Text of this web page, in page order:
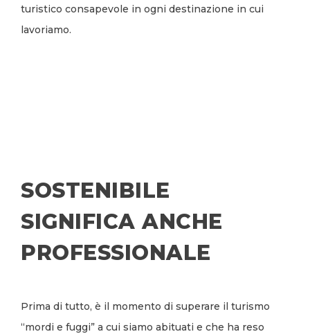
turistico consapevole in ogni destinazione in cui
lavoriamo.
SOSTENIBILE
SIGNIFICA ANCHE
PROFESSIONALE
Prima di tutto, è il momento di superare il turismo
“mordi e fuggi” a cui siamo abituati e che ha reso